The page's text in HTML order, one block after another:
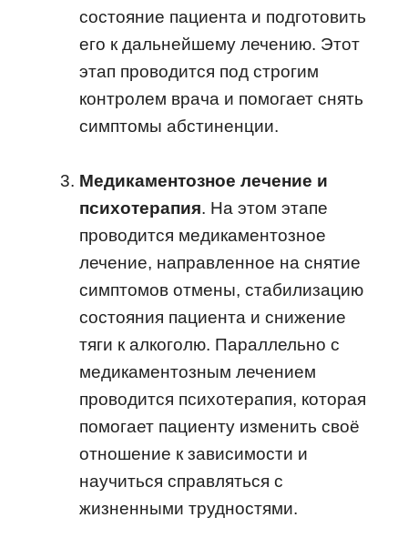
состояние пациента и подготовить
его к дальнейшему лечению. Этот
этап проводится под строгим
контролем врача и помогает снять
симптомы абстиненции.
Медикаментозное лечение и
психотерапия. На этом этапе
проводится медикаментозное
лечение, направленное на снятие
симптомов отмены, стабилизацию
состояния пациента и снижение
тяги к алкоголю. Параллельно с
медикаментозным лечением
проводится психотерапия, которая
помогает пациенту изменить своё
отношение к зависимости и
научиться справляться с
жизненными трудностями.